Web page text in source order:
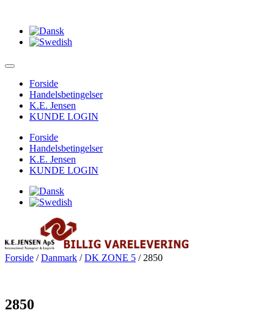
Forside
Handelsbetingelser
K.E. Jensen
KUNDE LOGIN
Forside
Handelsbetingelser
K.E. Jensen
KUNDE LOGIN
Forside /Danmark /DK ZONE 5 / 2850
2850